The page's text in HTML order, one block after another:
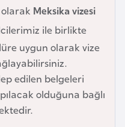
olarak Meksika vizesi
ile birlikte
uygun olarak vize
edilen belgeleri
olduğuna bağlı